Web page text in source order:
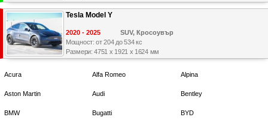
Tesla Model Y
2020 - 2025
SUV, Кросоувър
Мощност: от 204 до 534 кс
Размери: 4751 x 1921 x 1624 мм
Acura Alfa Romeo Alpina
Aston Martin Audi Bentley
BMW Bugatti BYD